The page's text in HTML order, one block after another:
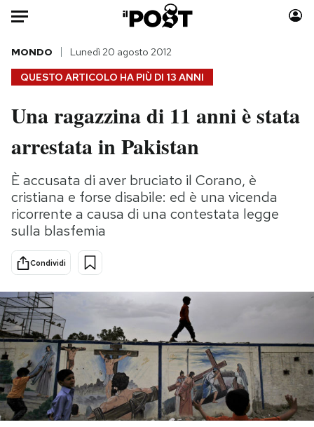
Auto
HOME
Italia
Politica
Tecnologia
Internet
Scienza
Cultura
Economia
Moda
Consumismi
Storie/Idee
Ok Boomer!
Media
PODCAST
NEWSLETTER
QUESTO ARTICOLO HA PIÙ DI 13 ANNI
MONDO Lunedì 20 agosto 2012
Una ragazzina di 11 anni è stata
arrestata in Pakistan
È accusata di aver bruciato il Corano, è
cristiana e forse disabile: ed è una vicenda
ricorrente a causa di una contestata legge
sulla blasfemia
Condividi